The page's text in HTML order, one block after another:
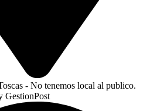
- No tenemos local al publico.
GestionPost